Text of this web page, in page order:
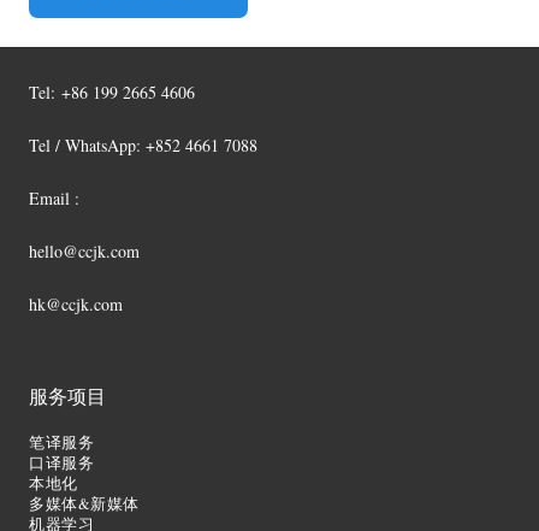
Tel: +86 199 2665 4606
Tel / WhatsApp: +852 4661 7088
Email :
hello@ccjk.com
hk@ccjk.com
服务项目
笔译服务
口译服务
本地化
多媒体&新媒体
机器学习